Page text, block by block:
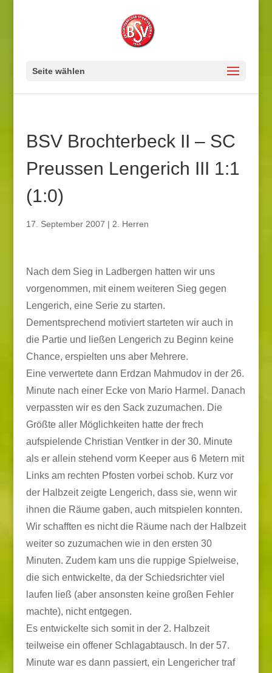
Seite wählen
BSV Brochterbeck II – SC
Preussen Lengerich III 1:1
(1:0)
17. September 2007 | 2. Herren
Nach dem Sieg in Ladbergen hatten wir uns
vorgenommen, mit einem weiteren Sieg gegen
Lengerich, eine Serie zu starten.
Dementsprechend motiviert starteten wir auch in
die Partie und ließen Lengerich zu Beginn keine
Chance, erspielten uns aber Mehrere.
Eine verwertete dann Erdzan Mahmudov in der 26.
Minute nach einer Ecke von Mario Harmel. Danach
verpassten wir es den Sack zuzumachen. Die
Größte aller Möglichkeiten hatte der frech
aufspielende Christian Ventker in der 30. Minute
als er allein stehend vorm Keeper aus 6 Metern mit
Links am rechten Pfosten vorbei schob. Kurz vor
der Halbzeit zeigte Lengerich, dass sie, wenn wir
ihnen die Räume gaben, auch mitspielen konnten.
Wir schafften es nicht die Räume nach der Halbzeit
weiter so zuzumachen wie in den ersten 30
Minuten. Zudem kam uns die ruppige Spielweise,
die sich entwickelte, da der Schiedsrichter viel
laufen ließ (aber ansonsten keine großen Fehler
machte), nicht entgegen.
Es entwickelte sich somit in der 2. Halbzeit
teilweise ein offener Schlagabtausch. In der 57.
Minute war es dann passiert, ein Lengericher traf